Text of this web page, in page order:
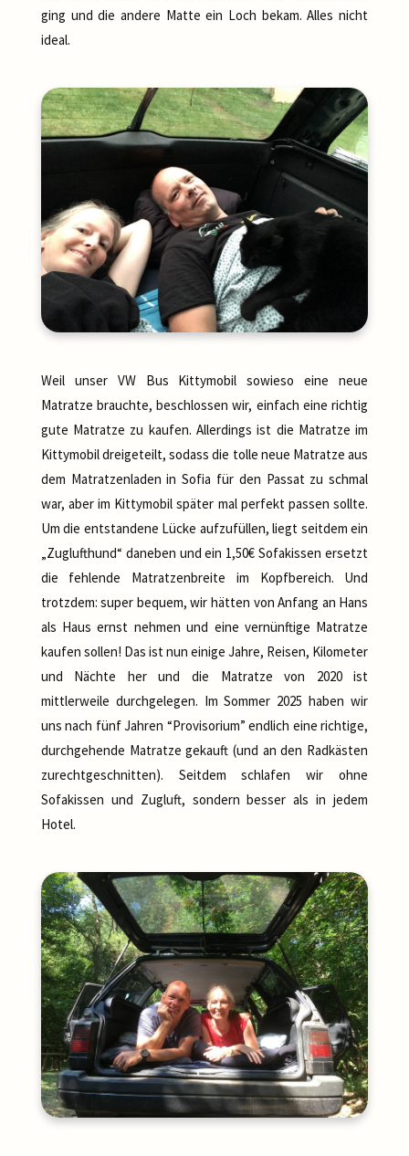
ging und die andere Matte ein Loch bekam. Alles nicht
ideal.
Weil unser VW Bus Kittymobil sowieso eine neue
Matratze brauchte, beschlossen wir, einfach eine richtig
gute Matratze zu kaufen. Allerdings ist die Matratze im
Kittymobil dreigeteilt, sodass die tolle neue Matratze aus
dem Matratzenladen in Sofia für den Passat zu schmal
war, aber im Kittymobil später mal perfekt passen sollte.
Um die entstandene Lücke aufzufüllen, liegt seitdem ein
„Zuglufthund“ daneben und ein 1,50€ Sofakissen ersetzt
die fehlende Matratzenbreite im Kopfbereich. Und
trotzdem: super bequem, wir hätten von Anfang an Hans
als Haus ernst nehmen und eine vernünftige Matratze
kaufen sollen! Das ist nun einige Jahre, Reisen, Kilometer
und Nächte her und die Matratze von 2020 ist
mittlerweile durchgelegen. Im Sommer 2025 haben wir
uns nach fünf Jahren “Provisorium” endlich eine richtige,
durchgehende Matratze gekauft (und an den Radkästen
zurechtgeschnitten). Seitdem schlafen wir ohne
Sofakissen und Zugluft, sondern besser als in jedem
Hotel.